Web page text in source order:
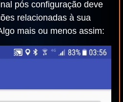
pós configuração deve
relacionadas à sua
mais ou menos assim: